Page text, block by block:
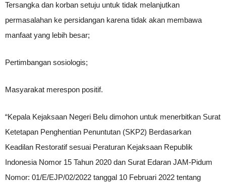
Tersangka dan korban setuju untuk tidak melanjutkan
permasalahan ke persidangan karena tidak akan membawa
manfaat yang lebih besar;
Pertimbangan sosiologis;
Masyarakat merespon positif.
“Kepala Kejaksaan Negeri Belu dimohon untuk menerbitkan Surat
Ketetapan Penghentian Penuntutan (SKP2) Berdasarkan
Keadilan Restoratif sesuai Peraturan Kejaksaan Republik
Indonesia Nomor 15 Tahun 2020 dan Surat Edaran JAM-Pidum
Nomor: 01/E/EJP/02/2022 tanggal 10 Februari 2022 tentang